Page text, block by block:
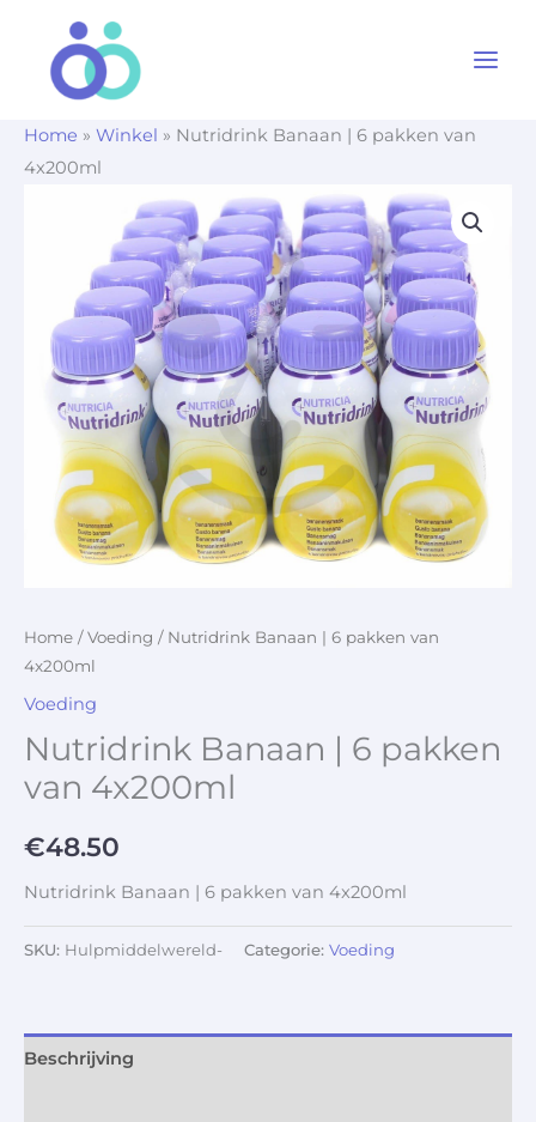
Home » Winkel » Nutridrink Banaan | 6 pakken van
4x200ml
Home /Voeding / Nutridrink Banaan | 6 pakken van
4x200ml
Voeding
Nutridrink Banaan | 6 pakken
van 4x200ml
€48.50
Nutridrink Banaan | 6 pakken van 4x200ml
SKU: Hulpmiddelwereld- Categorie: Voeding
Beschrijving